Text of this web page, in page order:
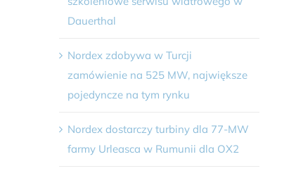
Dauerthal
Nordex zdobywa w Turcji
zamówienie na 525 MW, największe
pojedyncze na tym rynku
Nordex dostarczy turbiny dla 77-MW
farmy Urleasca w Rumunii dla OX2